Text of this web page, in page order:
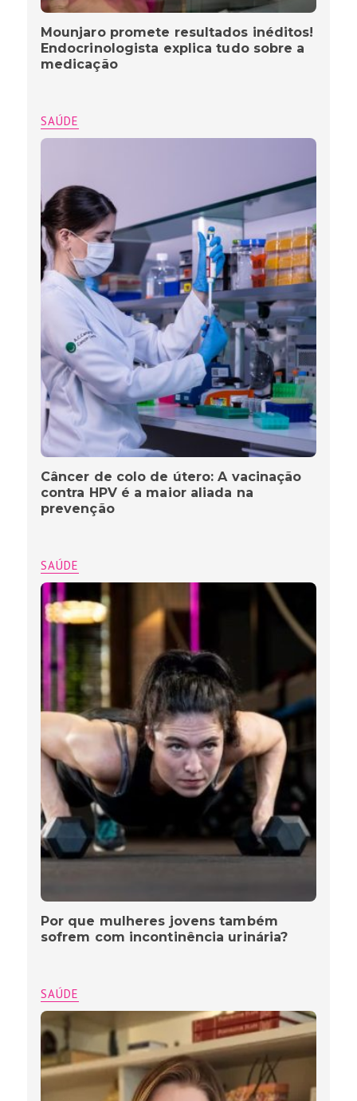
Mounjaro promete resultados inéditos!
Endocrinologista explica tudo sobre a
medicação
SAÚDE
Câncer de colo de útero: A vacinação
contra HPV é a maior aliada na
prevenção
SAÚDE
Por que mulheres jovens também
sofrem com incontinência urinária?
SAÚDE